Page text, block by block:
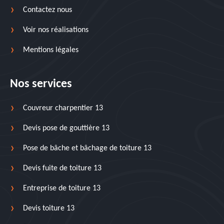
Contactez nous
Voir nos réalisations
Mentions légales
Nos services
Couvreur charpentier 13
Devis pose de gouttière 13
Pose de bâche et bâchage de toiture 13
Devis fuite de toiture 13
Entreprise de toiture 13
Devis toiture 13